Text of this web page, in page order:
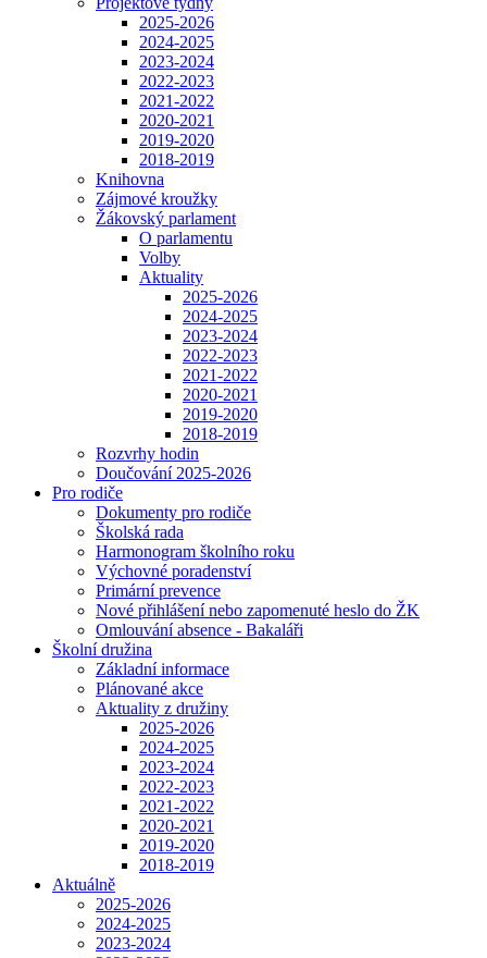
2025-2026
2024-2025
2023-2024
2022-2023
2021-2022
2020-2021
2019-2020
2018-2019
Knihovna
Zájmové kroužky
Žákovský parlament
O parlamentu
Volby
Aktuality
2025-2026
2024-2025
2023-2024
2022-2023
2021-2022
2020-2021
2019-2020
2018-2019
Rozvrhy hodin
Doučování 2025-2026
Pro rodiče
Dokumenty pro rodiče
Školská rada
Harmonogram školního roku
Výchovné poradenství
Primární prevence
Nové přihlášení nebo zapomenuté heslo do ŽK
Omlouvání absence - Bakaláři
Školní družina
Základní informace
Plánované akce
Aktuality z družiny
2025-2026
2024-2025
2023-2024
2022-2023
2021-2022
2020-2021
2019-2020
2018-2019
Aktuálně
2025-2026
2024-2025
2023-2024